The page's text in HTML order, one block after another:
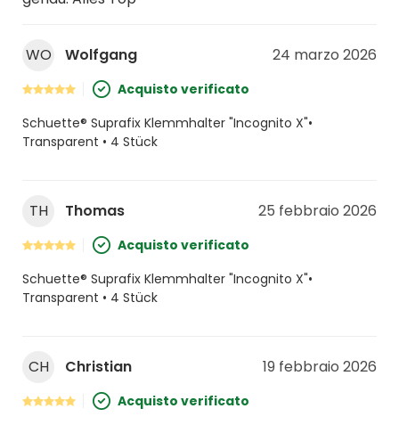
WO Wolfgang 24 marzo 2026
Acquisto verificato
Schuette® Suprafix Klemmhalter "Incognito X"•
Transparent • 4 Stück
TH Thomas 25 febbraio 2026
Acquisto verificato
Schuette® Suprafix Klemmhalter "Incognito X"•
Transparent • 4 Stück
CH Christian 19 febbraio 2026
Acquisto verificato